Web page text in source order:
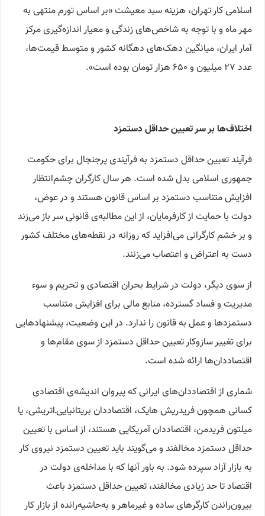
اسلامی کار تهران،‌ هزینه سبد معیشت «بر اساس تورم منتهی به
مهر ماه و با توجه به شاخص‌های زندگی و معیار اندازه‌گیری مرکز
آمار ایران، میانگین دهک‌های دهگانه کشور و متوسط قیمت‌ها،
عدد ۲۷ میلیون و ۶۵۰ هزار تومان بوده است».
اختلاف‌ها بر سر تعیین حداقل دستمزد
فرآیند تعیین حداقل دستمزد به فرآیندی پرجنجال برای حکومت
جمهوری اسلامی بدل شده است. هر سال کارگران چشم‌انتظار
افزایش متناسب دستمزد بر اساس قانون‌ هستند و در عوض،
دولت با حمایت از کارفرمایان، از این مطالبه‌ی قانونی سر باز می‌زند
و بر خشم کارگرانی می‌افزاید که روزانه در نقطه‌های مختلف کشور
دست به اعتراض و اعتصاب می‌زنند.
از سوی دیگر، دولت در شرایط بحران اقتصادی و تحریم‌ و سوء
مدیریت و فساد گسترده، منابع مالی برای افزایش متناسب
دستمزدها و عمل به قانون را ندارد. در این وضعیت، پیشنهادهایی
برای تغییر سازوکار تعیین حداقل دستمزد از سوی مقام‌ها و
اقتصاددان‌ها ارائه شده است.
شماری از اقتصاددان‌های ایرانی که پیروان اندیشه‌ی اقتصادی
کسانی همچون فریدریش هایک، اقتصاددان بریتانیایی‌ـ‌اتریشی، یا
میلتون فریدمن، اقتصاددان آمریکایی هستند، از اساس با تعیین
حداقل دستمزد مخالفند و می‌گویند باید تعیین دستمزد نیروی کار
به بازار آزاد سپرده شود. به باور آنها که با مداخله‌ی دولت در
اقتصاد تا حد زیادی مخالفند، تعیین حداقل دستمزد باعث
بیرون‌راندن کارگرهای ساده و غیرماهر و به‌حاشیه‌رانده از بازار کار